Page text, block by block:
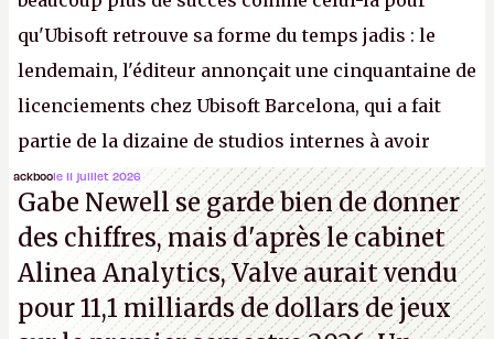
qu'Ubisoft retrouve sa forme du temps jadis : le
lendemain, l'éditeur annonçait une cinquantaine de
licenciements chez Ubisoft Barcelona, qui a fait
partie de la dizaine de studios internes à avoir
travaillé sur cetAssassin's Creedsous la direction
d'Ubisoft Singapour.A.
ackboole 11 juillet 2026
Gabe Newell se garde bien de donner
des chiffres, mais d'après le cabinet
Alinea Analytics, Valve aurait vendu
pour 11,1 milliards de dollars de jeux